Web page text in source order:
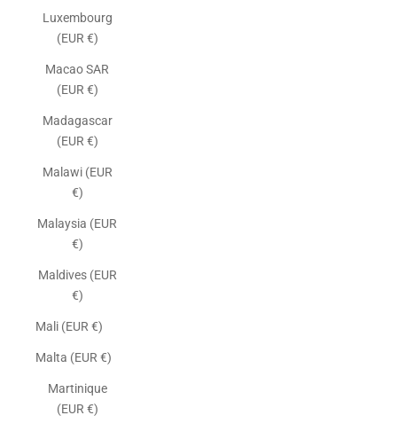
Luxembourg
(EUR €)
Macao SAR
(EUR €)
Madagascar
(EUR €)
Malawi (EUR
€)
Malaysia (EUR
€)
Maldives (EUR
€)
Mali (EUR €)
Malta (EUR €)
Martinique
(EUR €)